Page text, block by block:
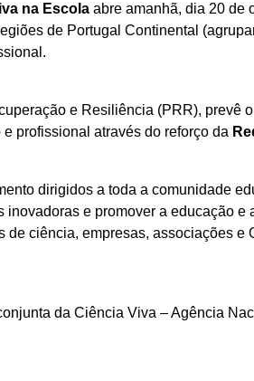
na Escola abre amanhã, dia 20 de
de Portugal Continental
e Resiliência (PRR), prevê
profissional através do reforço da
dirigidos a toda a comunidade
e promover a educação
ciência, empresas, associações
da Ciência Viva – Agência